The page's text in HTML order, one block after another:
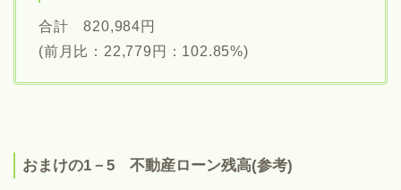
合計 820,984円
(前月比：22,779円：102.85%)
おまけの1－5 不動産ローン残高(参考)